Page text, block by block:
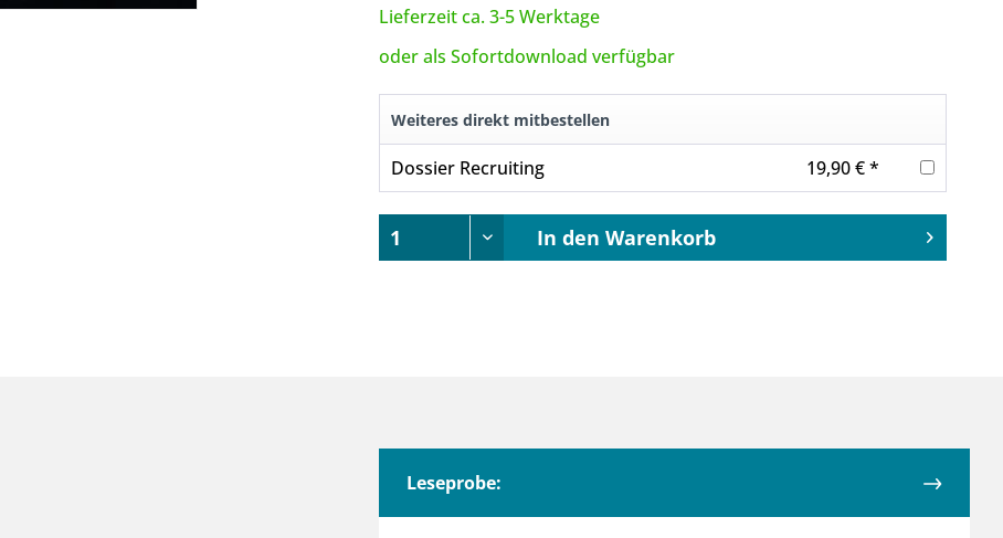
Lieferzeit ca. 3-5 Werktage
oder als Sofortdownload verfügbar
Weiteres direkt mitbestellen
Dossier Recruiting 19,90 € *
In den Warenkorb
Leseprobe: